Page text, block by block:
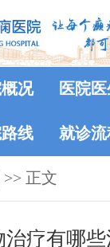
况 医院医
线 就诊流
>> 正文
治疗有哪